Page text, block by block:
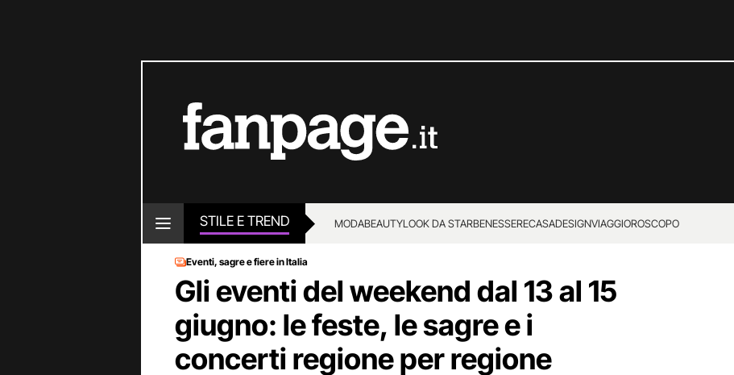
STILE E TREND MODABEAUTYLOOK DA STARBENESSERECASADESIGNVIAGGIOROSCOPO
Eventi, sagre e fiere in Italia
Gli eventi del weekend dal 13 al 15
giugno: le feste, le sagre e i
concerti regione per regione